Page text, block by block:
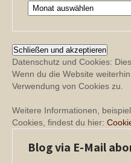
Archiv
Datenschutz und Cookies:
Wenn du die Website
Verwendung von Cookies zu.
Weitere Informationen,
Cookies, findest du hier:
Blog via E-Mail